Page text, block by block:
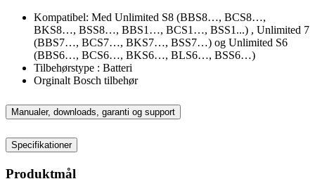
Kompatibel: Med Unlimited S8 (BBS8…, BCS8…,
BKS8…, BSS8…, BBS1…, BCS1…, BSS1...) , Unlimited 7
(BBS7…, BCS7…, BKS7…, BSS7…) og Unlimited S6
(BBS6…, BCS6…, BKS6…, BLS6…, BSS6…)
Tilbehørstype : Batteri
Orginalt Bosch tilbehør
Manualer, downloads, garanti og support
Specifikationer
Produktmål